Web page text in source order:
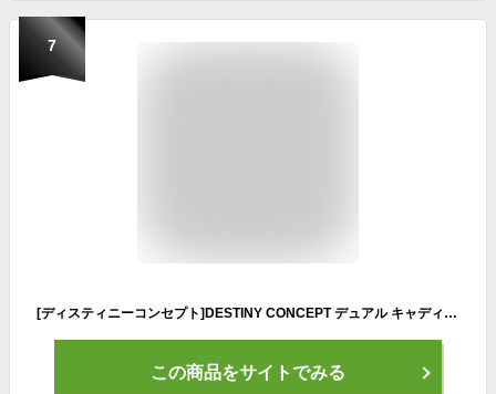
7
[ディスティニーコンセプト]DESTINY CONCEPT デュアル キャディバッグ DC-X15B DUAL CASTER セルフスタンドクラブケース 内蔵 キャスター付き (HLF-SILVER)
この商品をサイトでみる